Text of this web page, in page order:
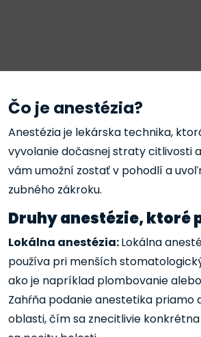
Čo je anestézia?
Anestézia je lekárska technika,
vyvolanie dočasnej straty citlivosti
vám umožní zostať v pohodlí a
zubného zákroku.
Druhy anestézie, ktoré
Lokálna anestézia:Lokálna
používa pri menších
ako je napríklad plombovanie
Zahŕňa podanie anestetika priamo
oblasti, čím sa znecitlivie